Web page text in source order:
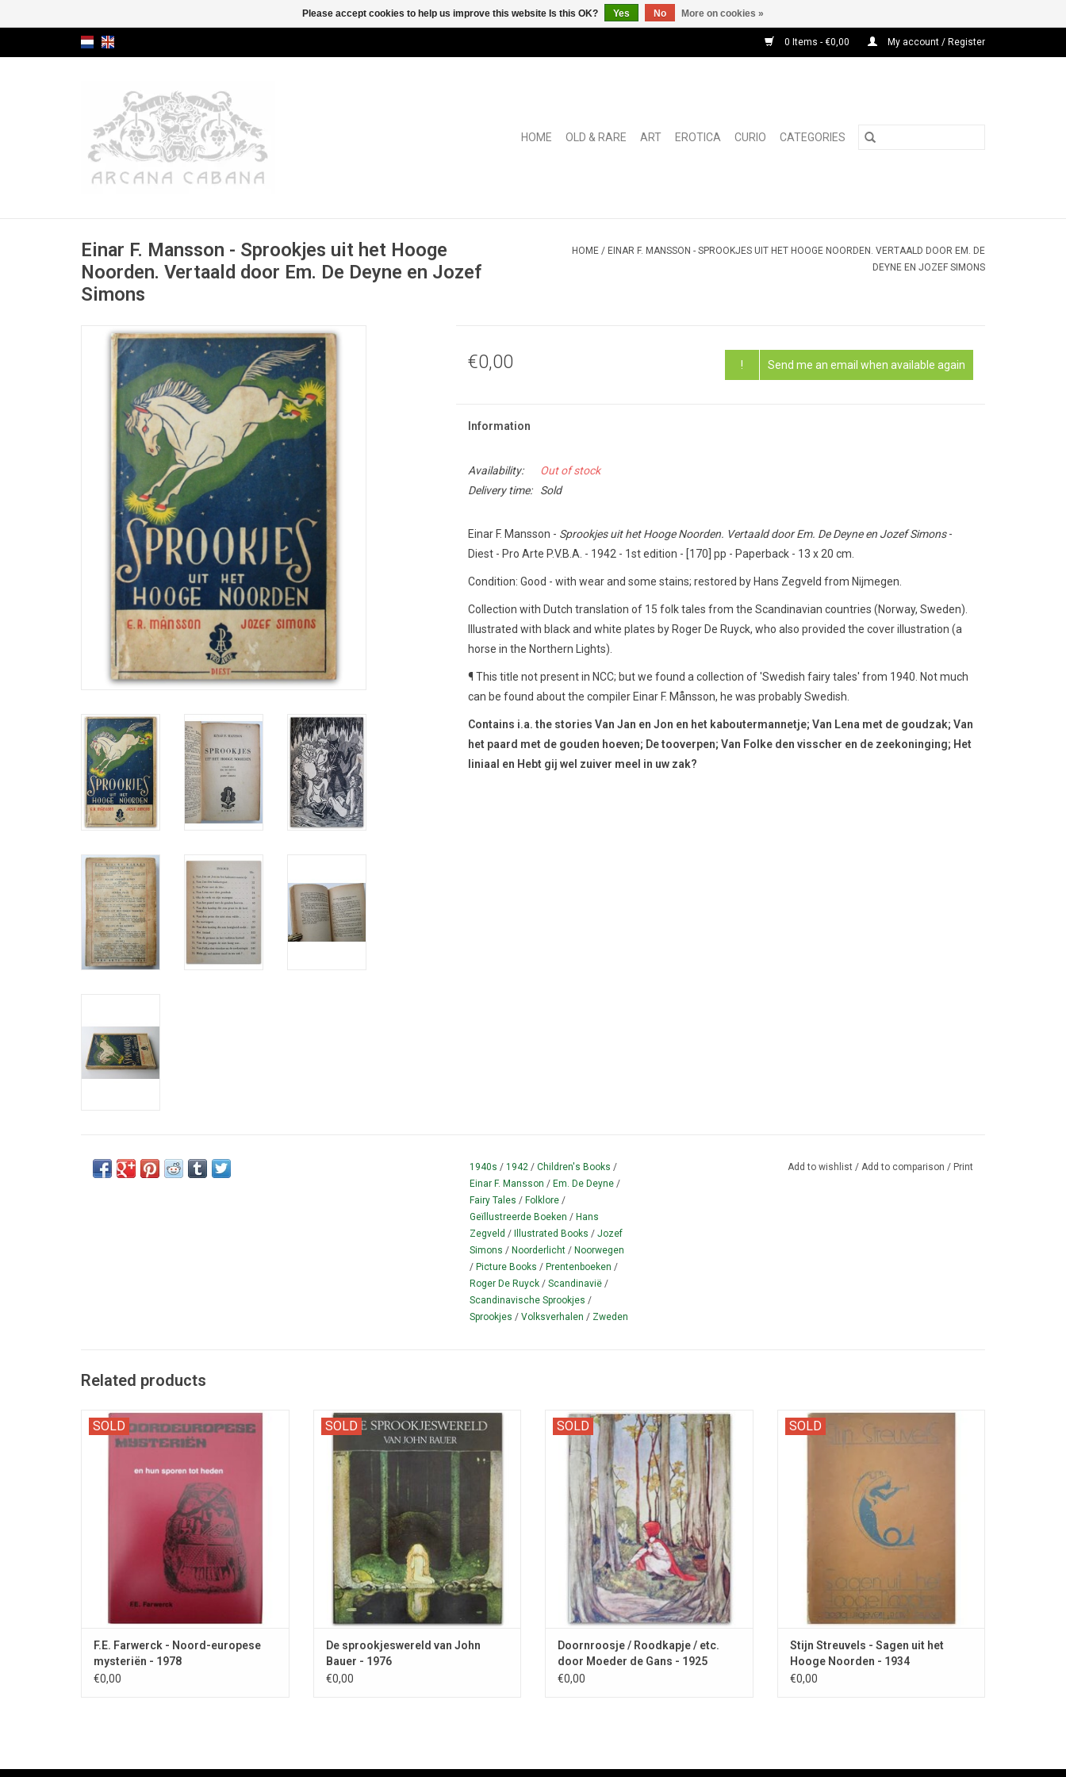
0 Items - €0,00 My account / Register
HOME OLD & RARE ART EROTICA CURIO CATEGORIES
Einar F. Mansson - Sprookjes uit het Hooge
Noorden. Vertaald door Em. De Deyne en Jozef
Simons
HOME / EINAR F. MANSSON - SPROOKJES UIT HET HOOGE NOORDEN. VERTAALD DOOR EM. DE
DEYNE EN JOZEF SIMONS
€0,00 ! Send me an email when available again
Information
Availability:
Out of stock
Delivery time:
Sold
Einar F. Mansson - Sprookjes uit het Hooge Noorden. Vertaald door Em. De Deyne en Jozef Simons-
Diest - Pro Arte P.V.B.A. - 1942 - 1st edition - [170] pp - Paperback - 13 x 20 cm.
Condition: Good - with wear and some stains; restored by Hans Zegveld from Nijmegen.
Collection with Dutch translation of 15 folk tales from the Scandinavian countries (Norway, Sweden).
Illustrated with black and white plates by Roger De Ruyck, who also provided the cover illustration (a
horse in the Northern Lights).
¶ This title not present in NCC; but we found a collection of 'Swedish fairy tales' from 1940. Not much
can be found about the compiler Einar F. Månsson, he was probably Swedish.
Contains i.a. the stories Van Jan en Jon en het kaboutermannetje; Van Lena met de goudzak; Van
het paard met de gouden hoeven; De tooverpen; Van Folke den visscher en de zeekoninging; Het
liniaal en Hebt gij wel zuiver meel in uw zak?
1940s / 1942 / Children's Books /
Einar F. Mansson / Em. De Deyne /
Fairy Tales / Folklore /
Geïllustreerde Boeken / Hans
Zegveld / Illustrated Books / Jozef
Simons / Noorderlicht / Noorwegen
/ Picture Books / Prentenboeken /
Roger De Ruyck / Scandinavië /
Scandinavische Sprookjes /
Sprookjes / Volksverhalen / Zweden
Add to wishlist / Add to comparison / Print
Related products
SOLD
Dealing with Sinterklaas & Zwarte Piet and
a long chapter devoted to Freemasonry.
F.E. Farwerck - Noord-europese
mysteriën - 1978
€0,00
SOLD
First edition. Scandinavian stories full of
trolls and gnomes. Illustrated by John
Bauer.
De sprookjeswereld van John
Bauer - 1976
€0,00
SOLD
" Naverteld door Christine Doorman. Met
zwarte en gekleurde platen van Rie Cramer"
Doornroosje / Roodkapje / etc.
door Moeder de Gans - 1925
€0,00
SOLD
Collection of 38 fairy tales and folk tales
from the Scandinavian countries.
Stijn Streuvels - Sagen uit het
Hooge Noorden - 1934
€0,00
Please accept cookies to help us improve this website Is this OK? Yes No More on cookies »